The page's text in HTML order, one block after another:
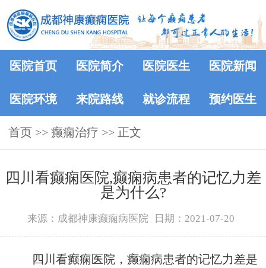
医院首页 医院简介 医院医生 医院新闻
医院环境 来院路线 就诊流程 预约医生
首页 >> 癫痫治疗 >> 正文
四川看癫痫医院,癫痫病患者的记忆力差
是为什么?
来源：成都神康癫痫病医院 日期：2021-07-20
四川看癫痫医院，癫痫病患者的记忆力差是